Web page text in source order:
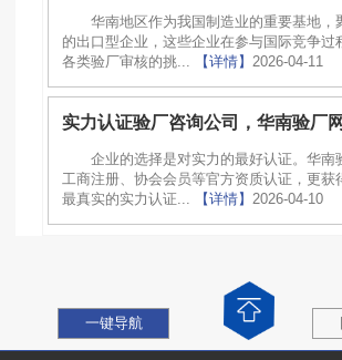
华南地区作为我国制造业的重要基地，
的出口型企业，这些企业在参与国际竞争过
各类验厂审核的挑...
【详情】 2026-04-11
实力认证验厂咨询公司，华南验厂
企业的选择是对实力的最好认证。华南
工商注册、协会会员等官方资质认证，更获
最真实的实力认证...
【详情】 2026-04-10
一键导航